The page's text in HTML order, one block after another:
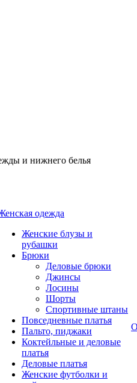
и нижнего белья
одежда
Женские блузы и
рубашки
Брюки
Деловые брюки
Джинсы
Лосины
Шорты
Спортивные штаны
Повседневные платья
Пальто, пиджаки
Коктейльные и деловые
платья
Деловые платья
Женские футболки и